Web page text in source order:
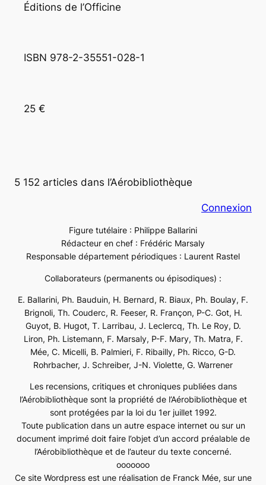
Éditions de l’Officine
ISBN 978-2-35551-028-1
25 €
5 152 articles dans l’Aérobibliothèque
Connexion
Figure tutélaire : Philippe Ballarini
Rédacteur en chef : Frédéric Marsaly
Responsable département périodiques : Laurent Rastel
Collaborateurs (permanents ou épisodiques) :
E. Ballarini, Ph. Bauduin, H. Bernard, R. Biaux, Ph. Boulay, F.
Brignoli, Th. Couderc, R. Feeser, R. Françon, P-C. Got, H.
Guyot, B. Hugot, T. Larribau, J. Leclercq, Th. Le Roy, D.
Liron, Ph. Listemann, F. Marsaly, P-F. Mary, Th. Matra, F.
Mée, C. Micelli, B. Palmieri, F. Ribailly, Ph. Ricco, G-D.
Rohrbacher, J. Schreiber, J-N. Violette, G. Warrener
Les recensions, critiques et chroniques publiées dans
l’Aérobibliothèque sont la propriété de l’Aérobibliothèque et
sont protégées par la loi du 1er juillet 1992.
Toute publication dans un autre espace internet ou sur un
document imprimé doit faire l’objet d’un accord préalable de
l’Aérobibliothèque et de l’auteur du texte concerné.
ooooooo
Ce site Wordpress est une réalisation de Franck Mée, sur une